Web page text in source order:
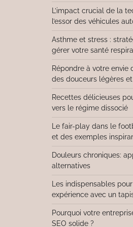
L’impact crucial de la
l’essor des véhicules
Asthme et stress :
gérer votre santé
Répondre à votre envie
des douceurs légères
Recettes délicieuses
vers le régime dissocié
Le fair-play dans le
et des exemples
Douleurs chroniques:
alternatives
Les indispensables
expérience avec un
Pourquoi votre
SEO solide ?